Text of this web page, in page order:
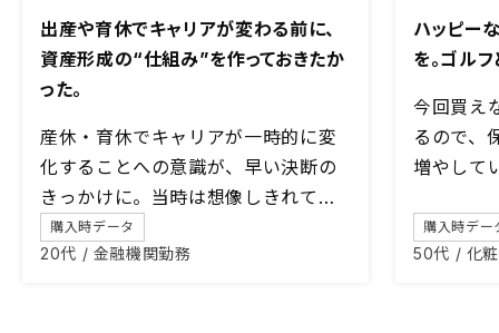
出産や育休でキャリアが変わる前に、
資産形成の“仕組み”を作っておきたか
った。
産休・育休でキャリアが一時的に変
化することへの意識が、早い決断の
きっかけに。当時は想像しきれてい
なかった「教育資金」としての価値
も、子育て中の今、大きな安心感に
購入時データ
20代 / 金融機関勤務
ハッピー
を。ゴル
今回買え
るので、
増やして
購入時デー
50代 / 化